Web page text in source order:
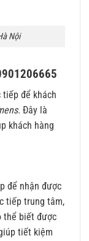
Nội
để khách
. Đây là
khách hàng
để nhận được
tiếp trung tâm,
thể biết được
tiết kiệm